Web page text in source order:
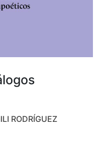
RODRÍGUEZ